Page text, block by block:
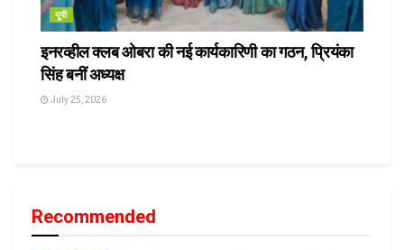
यूपी
इनरव्हील क्लब ओबरा की नई कार्यकारिणी का गठन, प्रियंका
सिंह बनीं अध्यक्ष
July 25, 2026
Recommended